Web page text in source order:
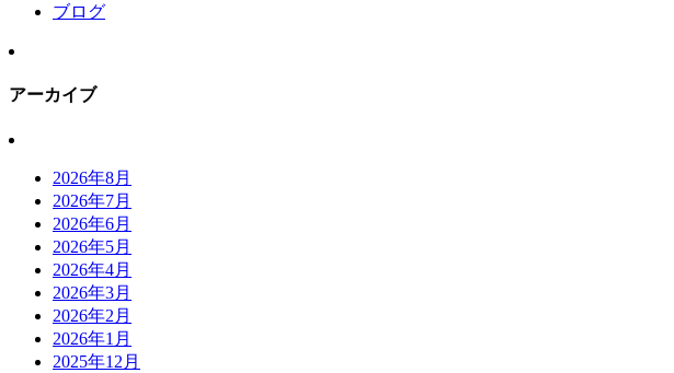
ブログ
アーカイブ
2026年8月
2026年7月
2026年6月
2026年5月
2026年4月
2026年3月
2026年2月
2026年1月
2025年12月